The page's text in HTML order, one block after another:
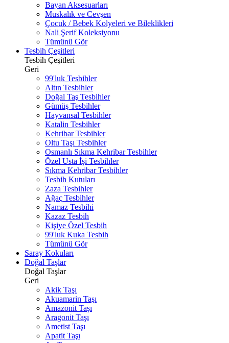
Bayan Aksesuarları
Muskalık ve Cevşen
Çocuk / Bebek Kolyeleri ve Bileklikleri
Nali Şerif Koleksiyonu
Tümünü Gör
Tesbih Çeşitleri
Tesbih Çeşitleri
Geri
99'luk Tesbihler
Altın Tesbihler
Doğal Taş Tesbihler
Gümüş Tesbihler
Hayvansal Tesbihler
Katalin Tesbihler
Kehribar Tesbihler
Oltu Taşı Tesbihler
Osmanlı Sıkma Kehribar Tesbihler
Özel Usta İşi Tesbihler
Sıkma Kehribar Tesbihler
Tesbih Kutuları
Zaza Tesbihler
Ağaç Tesbihler
Namaz Tesbihi
Kazaz Tesbih
Kişiye Özel Tesbih
99'luk Kuka Tesbih
Tümünü Gör
Saray Kokuları
Doğal Taşlar
Doğal Taşlar
Geri
Akik Taşı
Akuamarin Taşı
Amazonit Taşı
Aragonit Taşı
Ametist Taşı
Apatit Taşı